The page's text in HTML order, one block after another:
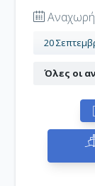
20
Όλες οι